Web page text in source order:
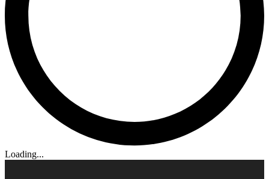
Loading...